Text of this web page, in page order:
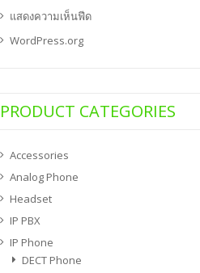
แสดงความเห็นฟีด
WordPress.org
PRODUCT CATEGORIES
Accessories
Analog Phone
Headset
IP PBX
IP Phone
DECT Phone